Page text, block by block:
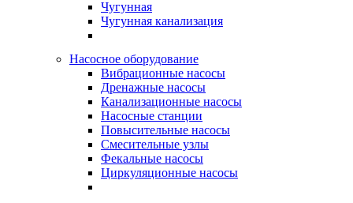
Чугунная
Чугунная канализация
Насосное оборудование
Вибрационные насосы
Дренажные насосы
Канализационные насосы
Насосные станции
Повысительные насосы
Смесительные узлы
Фекальные насосы
Циркуляционные насосы